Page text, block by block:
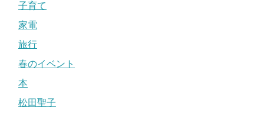
子育て
家電
旅行
春のイベント
本
松田聖子